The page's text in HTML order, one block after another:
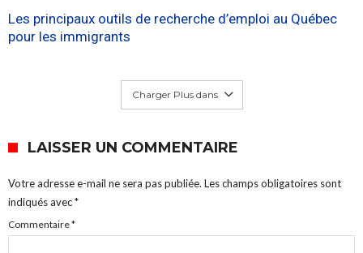
Les principaux outils de recherche d’emploi au Québec
pour les immigrants
Charger Plus dans
LAISSER UN COMMENTAIRE
Votre adresse e-mail ne sera pas publiée. Les champs obligatoires sont
indiqués avec*
Commentaire*